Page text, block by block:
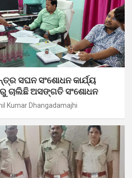
ସଘନ ସଂଶୋଧନ କାର୍ଯ୍ୟ
ଚାଲିଛି ଅସଙ୍ଗତି ସଂଶୋଧନ
Kumar Dhangadamajhi